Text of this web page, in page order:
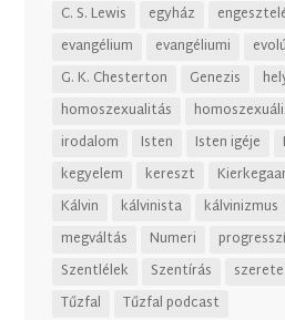
C. S. Lewis
egyház
evangélium
evangéliumi
G. K. Chesterton
Genezis
homoszexualitás
irodalom
Isten Isten igéje
kegyelem
kereszt
Kálvin
kálvinista kálvinizmus
megváltás
Numeri
Szentlélek
Szentírás
Tűzfal
Tűzfal podcast